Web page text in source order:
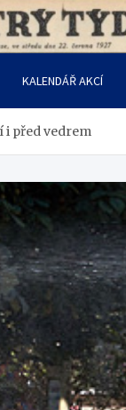
KALENDÁŘ AKCÍ
i před vedrem